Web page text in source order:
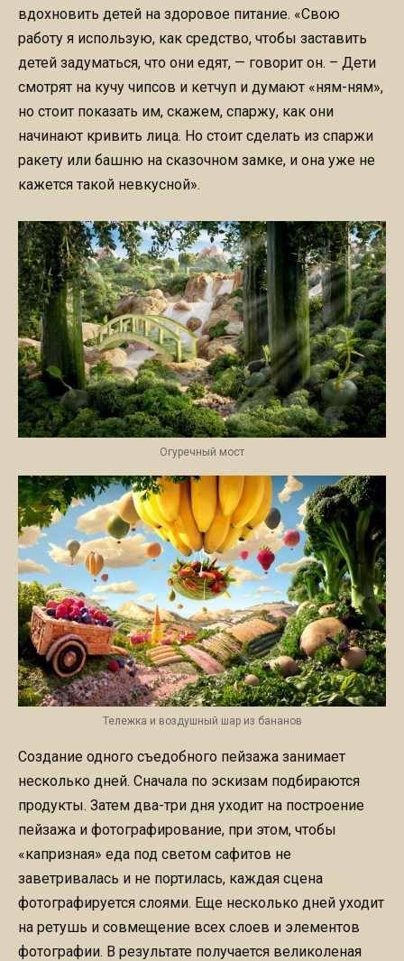
вдохновить детей на здоровое питание. «Свою
работу я использую, как средство, чтобы заставить
детей задуматься, что они едят, — говорит он. – Дети
смотрят на кучу чипсов и кетчуп и думают «ням-ням»,
но стоит показать им, скажем, спаржу, как они
начинают кривить лица. Но стоит сделать из спаржи
ракету или башню на сказочном замке, и она уже не
кажется такой невкусной».
Огуречный мост
Тележка и воздушный шар из бананов
Создание одного съедобного пейзажа занимает
несколько дней. Сначала по эскизам подбираются
продукты. Затем два-три дня уходит на построение
пейзажа и фотографирование, при этом, чтобы
«капризная» еда под светом сафитов не
заветривалась и не портилась, каждая сцена
фотографируется слоями. Еще несколько дней уходит
на ретушь и совмещение всех слоев и элементов
фотографии. В результате получается великоленая